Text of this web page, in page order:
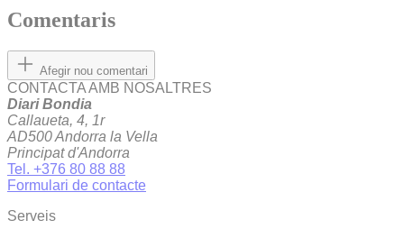
Comentaris
Afegir nou comentari
CONTACTA AMB NOSALTRES
Diari Bondia
Callaueta, 4, 1r
AD500 Andorra la Vella
Principat d'Andorra
Tel. +376 80 88 88
Formulari de contacte
Serveis